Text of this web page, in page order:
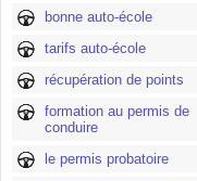
bonne auto-école
tarifs auto-école
récupération de points
formation au permis de
conduire
le permis probatoire